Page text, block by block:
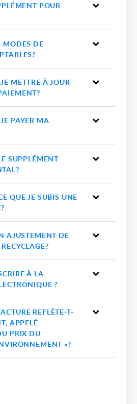
POUR
MODES DE
METTRE À JOUR
PAYER MA
SUPPLÉMENT
QUE JE SUBIS UNE
AJUSTEMENT DE
À LA
?
REFLÈTE-T-
APPELÉ
PRIX DU
»?